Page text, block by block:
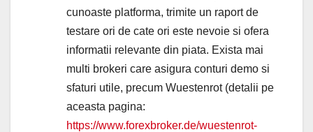
cunoaste platforma, trimite un raport de
testare ori de cate ori este nevoie si ofera
informatii relevante din piata. Exista mai
multi brokeri care asigura conturi demo si
sfaturi utile, precum Wuestenrot (detalii pe
aceasta pagina:
https://www.forexbroker.de/wuestenrot-